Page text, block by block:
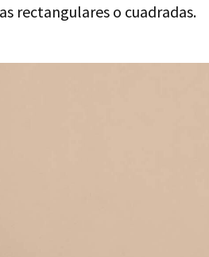
rectangulares o cuadradas.